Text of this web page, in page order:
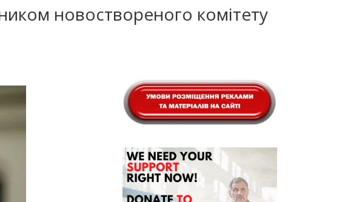
новоствореного комітету